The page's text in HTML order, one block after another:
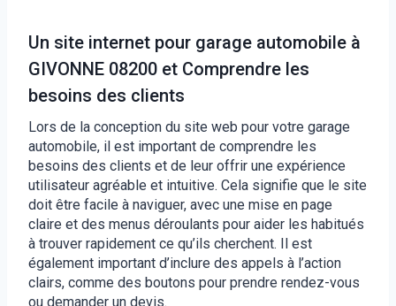
Un site internet pour garage automobile à
GIVONNE 08200 et Comprendre les
besoins des clients
Lors de la conception du site web pour votre garage
automobile, il est important de comprendre les
besoins des clients et de leur offrir une expérience
utilisateur agréable et intuitive. Cela signifie que le site
doit être facile à naviguer, avec une mise en page
claire et des menus déroulants pour aider les habitués
à trouver rapidement ce qu’ils cherchent. Il est
également important d’inclure des appels à l’action
clairs, comme des boutons pour prendre rendez-vous
ou demander un devis.